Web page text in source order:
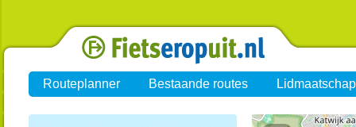
Routeplanner Bestaande routes Lidmaatschap